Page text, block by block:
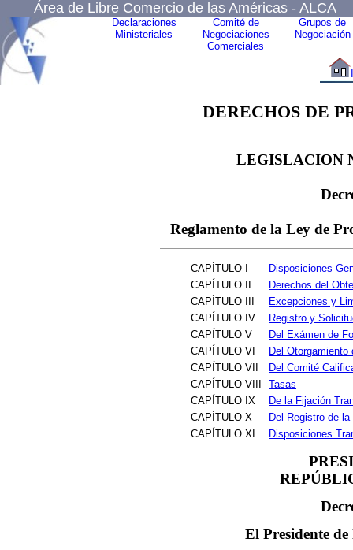
Área de Libre Comercio de las Américas - ALCA
Declaraciones
Ministeriales
Comité de
Negociaciones
Comerciales
Grupos de
Negociación
DERECHOS DE
LEGISLACION
Reglamento de la Ley de
CAPÍTULO I
Disposiciones
CAPÍTULO II
Derechos del
CAPÍTULO III
Excepciones y
CAPÍTULO IV
Registro y
CAPÍTULO V
Del Exámen de
CAPÍTULO VI
Del
CAPÍTULO VII
Del Comité
CAPÍTULO VIII
Tasas
CAPÍTULO IX
De la Fijación
CAPÍTULO X
Del Registro de
CAPÍTULO XI
Disposiciones
El Presidente